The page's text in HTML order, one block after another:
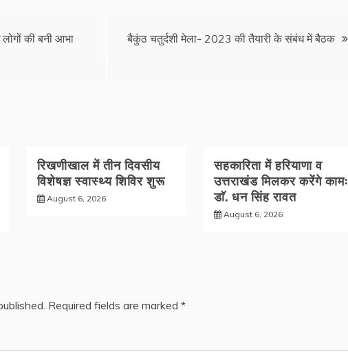
की बनी आभा
बैकुंठ चतुर्दशी मेला- 2023 की तैयारी के संबंध में बैठक
रिखणीखाल में तीन दिवसीय
विशेषज्ञ स्वास्थ्य शिविर शुरू
August 6, 2026
सहकारिता में हरियाणा व
उत्तराखंड मिलकर करेंगे कामः
डाॅ. धन सिंह रावत
August 6, 2026
Required fields are marked *